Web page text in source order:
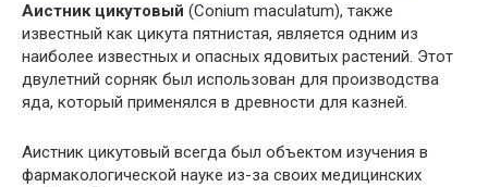
Аистник цикутовый (Conium maculatum), также
известный как цикута пятнистая, является одним из
наиболее известных и опасных ядовитых растений. Этот
двулетний сорняк был использован для производства
яда, который применялся в древности для казней.
Аистник цикутовый всегда был объектом изучения в
фармакологической науке из-за своих медицинских